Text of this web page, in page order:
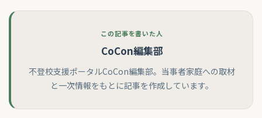
この記事を書いた人
CoCon編集部
不登校支援ポータルCoCon編集部。当事者家庭への取材
と一次情報をもとに記事を作成しています。